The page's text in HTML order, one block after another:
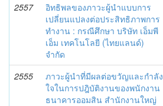
2557
อิทธิพลของภาวะผู้นำแบบการ
เปลี่ยนแปลงต่อประสิทธิภาพการ
ทำงาน : กรณีศึกษา บริษัท เอ็มพี
เอ็ม เทคโนโลยี (ไทยแลนด์)
จำกัด
2555
ภาวะผู้นำที่มีผลต่อขวัญและกำลัง
ใจในการปฎิบัติงานของพนักงาน
ธนาคารออมสิน สำนักงานใหญ่